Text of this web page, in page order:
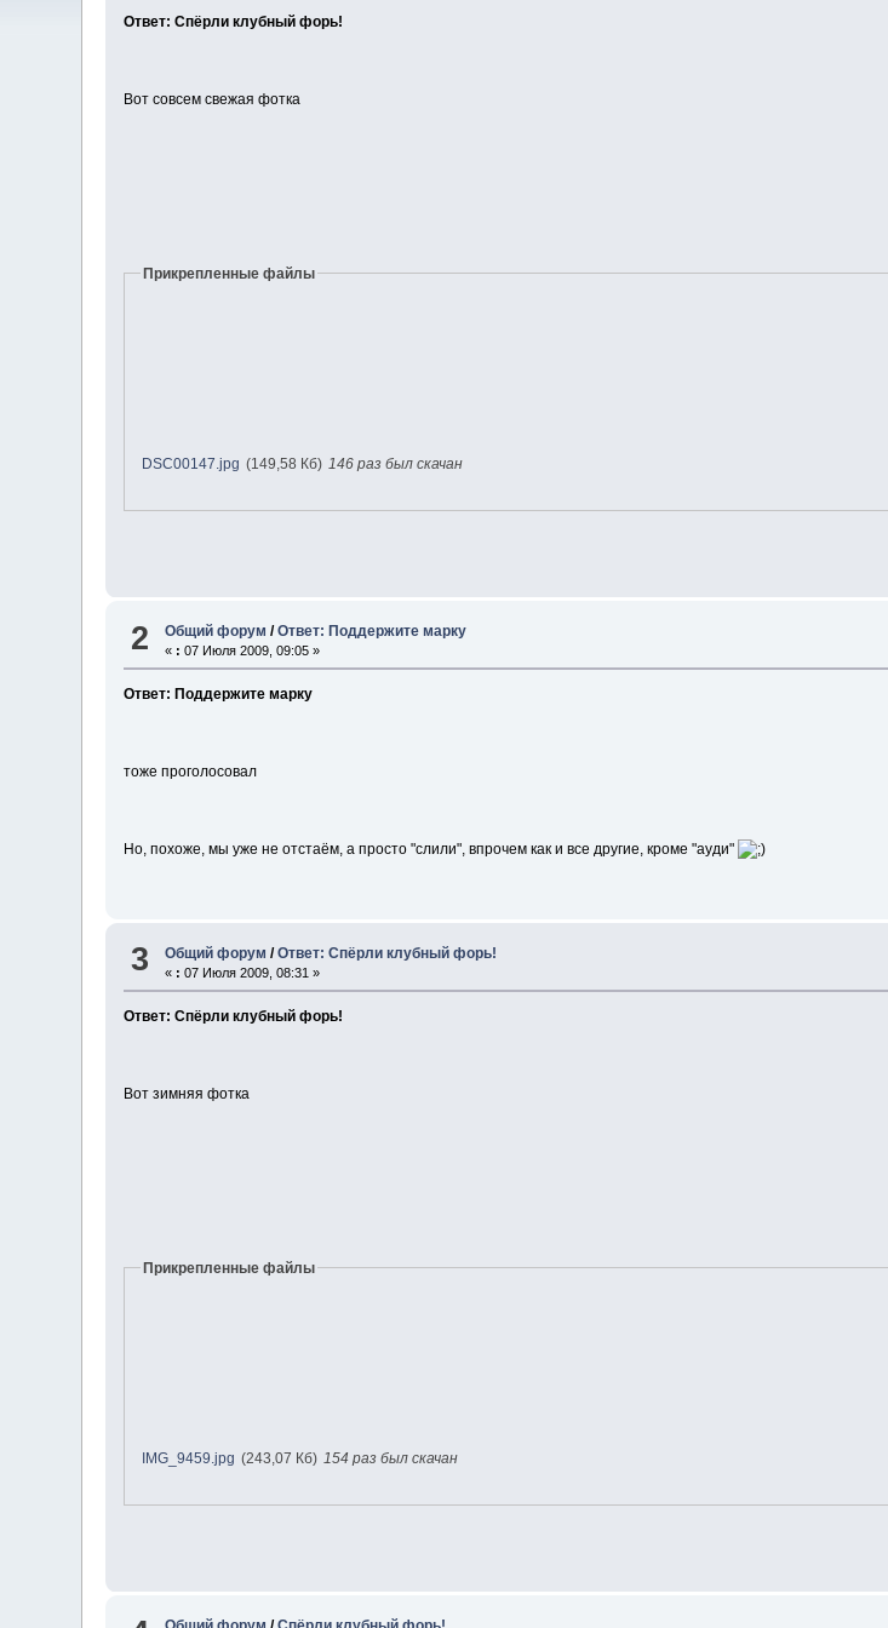
Ответ: Спёрли клубный форь!
Вот совсем свежая фотка
Прикрепленные файлы
DSC00147.jpg (149,58 Кб) 146 раз был скачан
2 Общий форум /Ответ: Поддержите марку
« : 07 Июля 2009, 09:05 »
Ответ: Поддержите марку
тоже проголосовал
Но, похоже, мы уже не отстаём, а просто "слили", впрочем как и все другие, кроме "ауди"
3 Общий форум /Ответ: Спёрли клубный форь!
« : 07 Июля 2009, 08:31 »
Ответ: Спёрли клубный форь!
Вот зимняя фотка
Прикрепленные файлы
IMG_9459.jpg (243,07 Кб) 154 раз был скачан